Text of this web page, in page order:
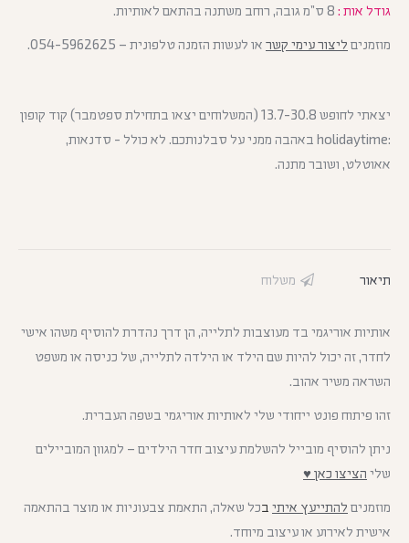
גודל אות :
מוזמנים ליצור עימי קשר או לעשות הזמנה טלפונית – 054-5962625.
יצאתי לחופש 13.7-30.8 (המשלוחים יצאו בתחילת ספטמבר) קוד קופון
:holidaytime באהבה ממני על סבלנותכם. לא כולל - סדנאות,
אאוטלט, ושובר מתנה.
תיאור משלוח
אותיות אוריגמי בד מעוצבות לתלייה, הן דרך נהדרת להוסיף משהו אישי
לחדר, זה יכול להיות שם הילד או הילדה לתלייה, של כניסה או משפט
השראה משיר אהוב.
זהו פיתוח פונט ייחודי שלי לאותיות אוריגמי בשפה העברית.
ניתן להוסיף מובייל להשלמת עיצוב חדר הילדים – למגוון המוביילים
שלי הציצו כאן ♥
מוזמנים להתייעץ איתי בכל שאלה, התאמת צבעוניות או מוצר בהתאמה
אישית לאירוע או עיצוב מיוחד.